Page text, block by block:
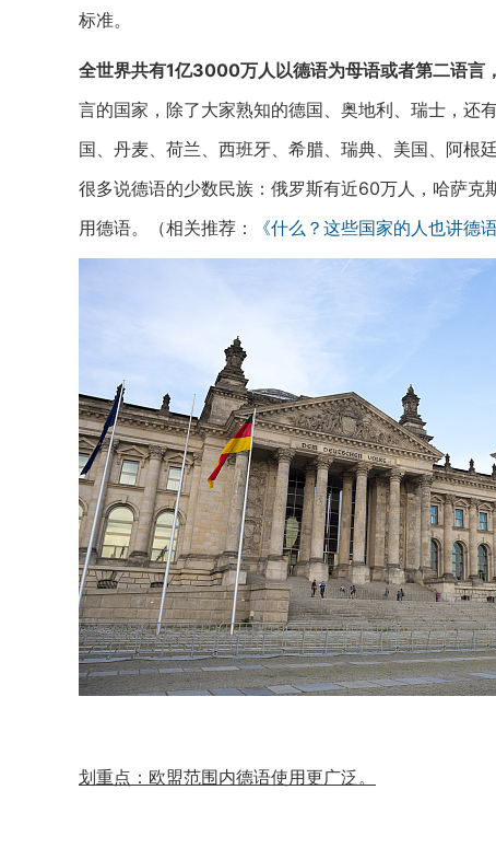
标准。
全世界共有1亿3000万人以德语为母语或者第二语言
言的国家，除了大家熟知的德国、奥地利、瑞士，还
国、丹麦、荷兰、西班牙、希腊、瑞典、美国、阿根
很多说德语的少数民族：俄罗斯有近60万人，哈萨
用德语。（相关推荐：
《什么？这些国家的人也讲德语
划重点：欧盟范围内德语使用更广泛。